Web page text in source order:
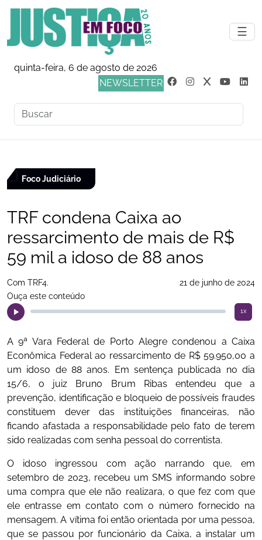
☰
quinta-feira, 6 de agosto de 2026
NEWSLETTER
Foco Judiciário
TRF condena Caixa ao
ressarcimento de mais de R$
59 mil a idoso de 88 anos
Com TRF4.
21 de junho de 2024
Ouça este conteúdo
1x
A 9ª Vara Federal de Porto Alegre condenou a Caixa
Econômica Federal ao ressarcimento de R$ 59.950,00 a
um idoso de 88 anos. Em sentença publicada no dia
15/6, o juiz Bruno Brum Ribas entendeu que a
prevenção, identificação e bloqueio de possíveis fraudes
constituem dever das instituições financeiras, não
ficando afastada a responsabilidade pelo fato de terem
sido realizadas com senha pessoal do correntista.
O idoso ingressou com ação narrando que, em
setembro de 2023, recebeu um SMS informando sobre
uma compra que ele não realizara, o que fez com que
ele entrasse em contato com o número fornecido na
mensagem. A vítima foi então orientada por uma pessoa,
que se passou por funcionário da Caixa, a instalar um